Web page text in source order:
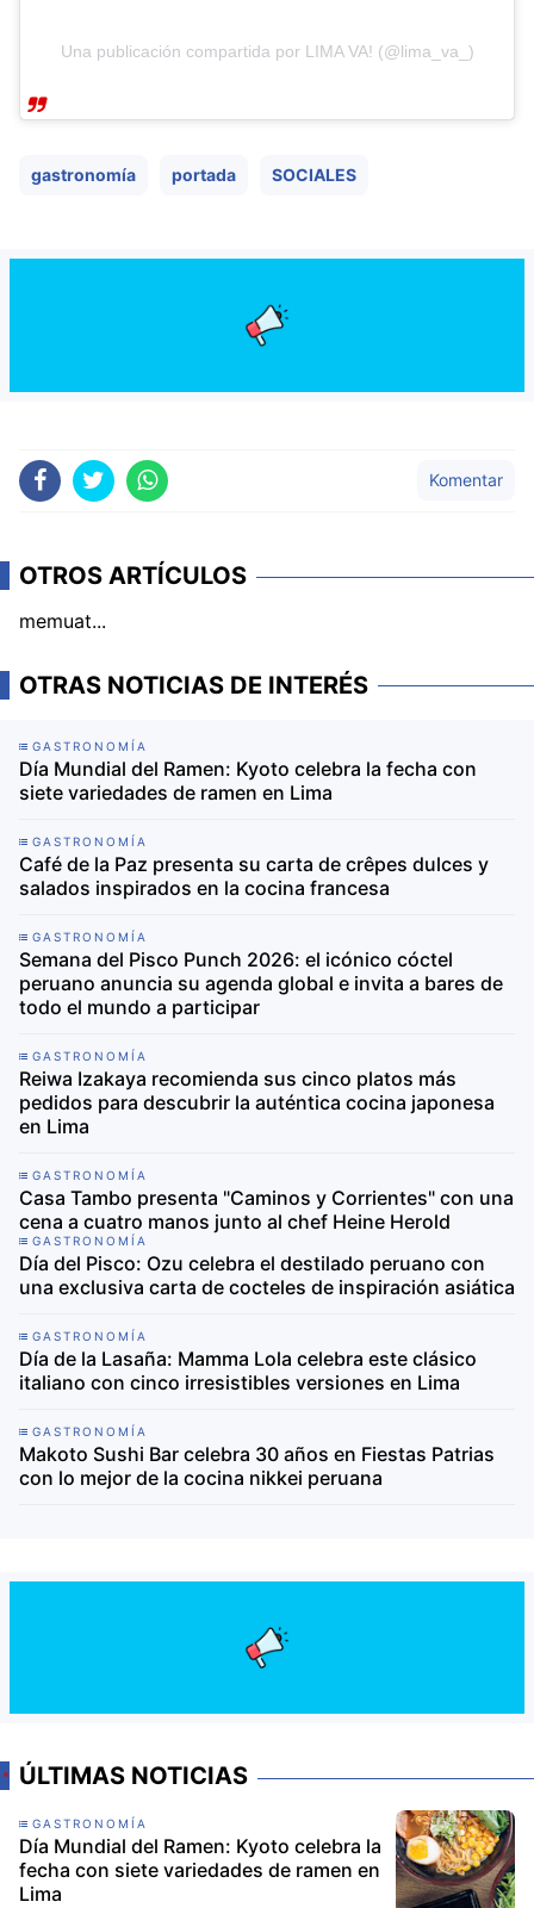
Una publicación compartida por LIMA VA! (@lima_va_)
gastronomía portada SOCIALES
Komentar
OTROS ARTÍCULOS
memuat...
OTRAS NOTICIAS DE INTERÉS
GASTRONOMÍA
Día Mundial del Ramen: Kyoto celebra la fecha con
siete variedades de ramen en Lima
GASTRONOMÍA
Café de la Paz presenta su carta de crêpes dulces y
salados inspirados en la cocina francesa
GASTRONOMÍA
Semana del Pisco Punch 2026: el icónico cóctel
peruano anuncia su agenda global e invita a bares de
todo el mundo a participar
GASTRONOMÍA
Reiwa Izakaya recomienda sus cinco platos más
pedidos para descubrir la auténtica cocina japonesa
en Lima
GASTRONOMÍA
Casa Tambo presenta "Caminos y Corrientes" con una
cena a cuatro manos junto al chef Heine Herold
GASTRONOMÍA
Día del Pisco: Ozu celebra el destilado peruano con
una exclusiva carta de cocteles de inspiración asiática
GASTRONOMÍA
Día de la Lasaña: Mamma Lola celebra este clásico
italiano con cinco irresistibles versiones en Lima
GASTRONOMÍA
Makoto Sushi Bar celebra 30 años en Fiestas Patrias
con lo mejor de la cocina nikkei peruana
ÚLTIMAS NOTICIAS
GASTRONOMÍA
Día Mundial del Ramen: Kyoto celebra la
fecha con siete variedades de ramen en
Lima